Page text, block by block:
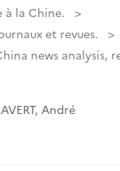
à la Chine.
et revues.
news analysis,
André